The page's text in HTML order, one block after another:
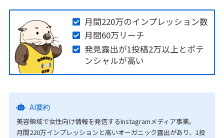
月間220万のインプレッション数
月間60万リーチ
発見露出が1投稿2万以上とポテ
ンシャルが高い
AI要約
美容領域で女性向け情報を発信するInstagramメディア事業。
月間220万インプレッションと高いオーガニック露出があり、1投